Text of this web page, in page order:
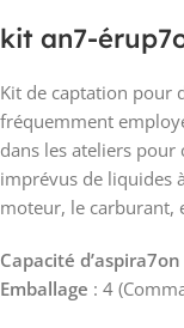
kit an7-
Kit de captation pour
fréquemment
dans les ateliers
imprévus de liquides
moteur, le carburant,
Capacité d’aspira7on
Emballage : 4